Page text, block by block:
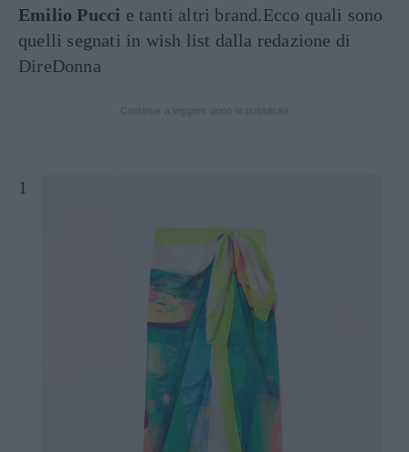
Emilio Pucci e tanti altri brand.Ecco quali sono
quelli segnati in wish list dalla redazione di
DireDonna